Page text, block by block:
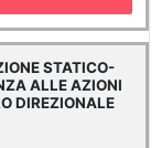
STATICO-
ALLE AZIONI
DIREZIONALE